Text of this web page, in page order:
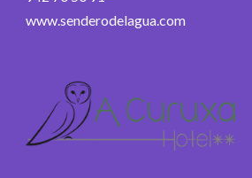
www.senderodelagua.com